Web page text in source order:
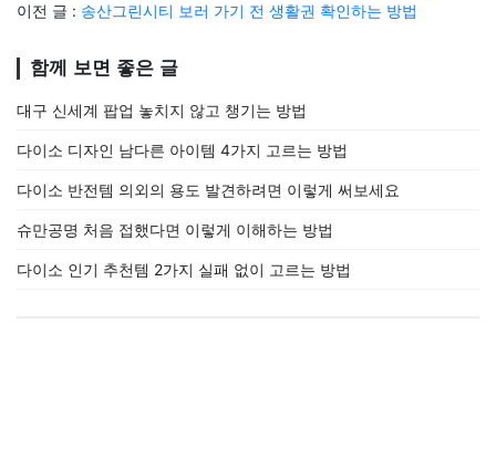
이전 글 : 송산그린시티 보러 가기 전 생활권 확인하는 방법
함께 보면 좋은 글
대구 신세계 팝업 놓치지 않고 챙기는 방법
다이소 디자인 남다른 아이템 4가지 고르는 방법
다이소 반전템 의외의 용도 발견하려면 이렇게 써보세요
슈만공명 처음 접했다면 이렇게 이해하는 방법
다이소 인기 추천템 2가지 실패 없이 고르는 방법